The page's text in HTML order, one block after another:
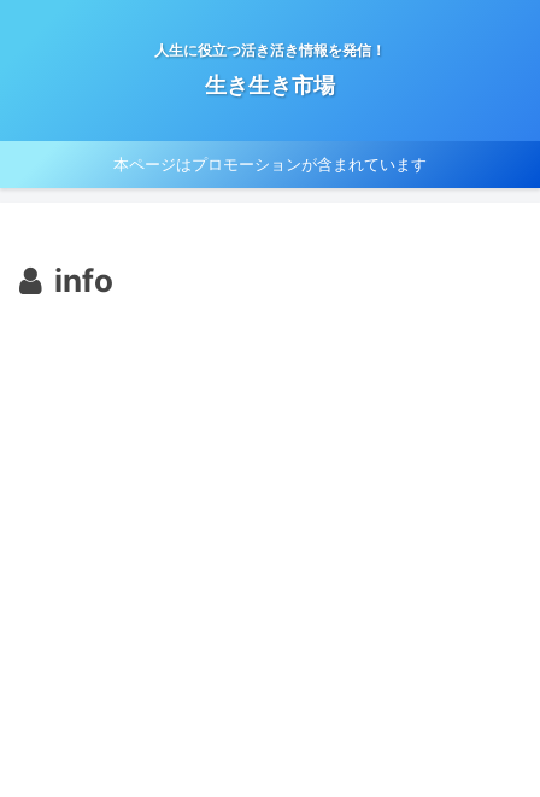
人生に役立つ活き活き情報を発信！
生き生き市場
本ページはプロモーションが含まれています
info